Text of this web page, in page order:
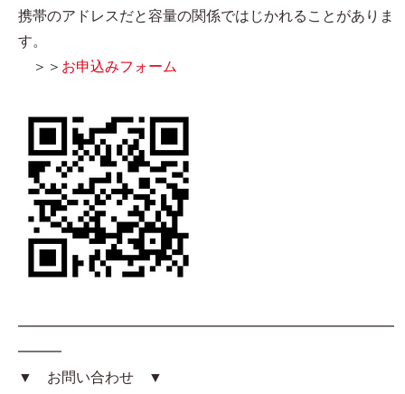
携帯のアドレスだと容量の関係ではじかれることがありま
す。
＞＞ お申込みフォーム
━━━━━━━━━━━━━━━━━━━━━━━━━━
━━━
▼ お問い合わせ ▼